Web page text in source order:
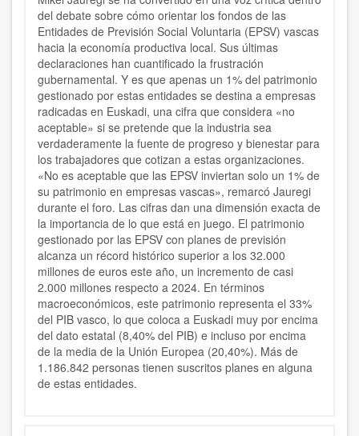
del debate sobre cómo orientar los fondos de las
Entidades de Previsión Social Voluntaria (EPSV) vascas
hacia la economía productiva local. Sus últimas
declaraciones han cuantificado la frustración
gubernamental. Y es que apenas un 1% del patrimonio
gestionado por estas entidades se destina a empresas
radicadas en Euskadi, una cifra que considera «no
aceptable» si se pretende que la industria sea
verdaderamente la fuente de progreso y bienestar para
los trabajadores que cotizan a estas organizaciones.
«No es aceptable que las EPSV inviertan solo un 1% de
su patrimonio en empresas vascas», remarcó Jauregi
durante el foro. Las cifras dan una dimensión exacta de
la importancia de lo que está en juego. El patrimonio
gestionado por las EPSV con planes de previsión
alcanza un récord histórico superior a los 32.000
millones de euros este año, un incremento de casi
2.000 millones respecto a 2024. En términos
macroeconómicos, este patrimonio representa el 33%
del PIB vasco, lo que coloca a Euskadi muy por encima
del dato estatal (8,40% del PIB) e incluso por encima
de la media de la Unión Europea (20,40%). Más de
1.186.842 personas tienen suscritos planes en alguna
de estas entidades.